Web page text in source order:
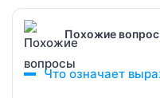
Похожие
Что означает